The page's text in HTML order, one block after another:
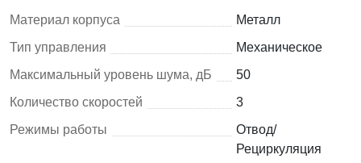
Материал корпуса
Металл
Тип управления
Механическое
Максимальный уровень шума, дБ
50
Количество скоростей
3
Режимы работы
Отвод/
Рециркуляция